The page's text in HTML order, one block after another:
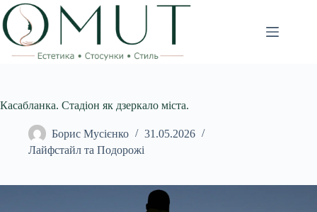
Перейти
до
вмісту
Касабланка. Стадіон як дзеркало міста.
Борис Мусієнко
31.05.2026
Лайфстайл та Подорожі